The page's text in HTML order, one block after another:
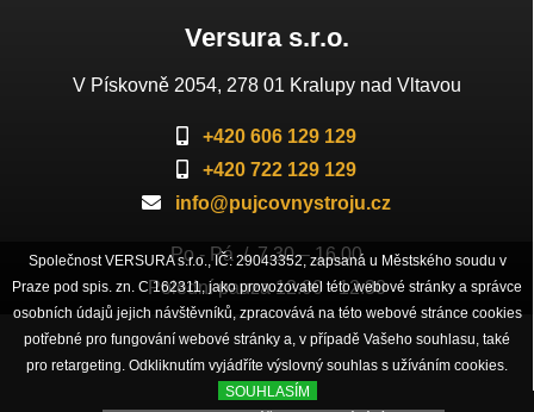
Versura s.r.o.
V Pískovně 2054, 278 01 Kralupy nad Vltavou
+420 606 129 129
+420 722 129 129
info@pujcovnystroju.cz
Po - Pá / 7.30 – 16.00
Polední pauza 12.00 - 12.30
Společnost VERSURA s.r.o., IČ: 29043352, zapsaná u Městského soudu v
Praze pod spis. zn. C 162311, jako provozovatel této webové stránky a správce
osobních údajů jejich návštěvníků, zpracovává na této webové stránce cookies
potřebné pro fungování webové stránky a, v případě Vašeho souhlasu, také
pro retargeting. Odkliknutím vyjádříte výslovný souhlas s užíváním cookies.
SOUHLASÍM